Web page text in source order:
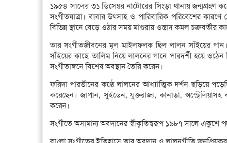
১৯৫৪ সালের ৩১ ডিসেম্বর নাটোরের সিংড়া থানায়
সংগীতযাত্রা। বাবার উৎসাহ ও পারিবারিক পরিবেশের
বিভিন্ন স্থানে বেড়ে ওঠার সময় মাগুরায় ওস্তাদ কমল চক্রবর্তীর
তার সংগীতজীবনের মূল মাইলফলক ছিল লালন সাঁইয়ের গান।
সাঁইয়ের কাছে তালিম নিয়ে লালনের গানে পারদর্শী হয়ে
সংগীতাঙ্গনে বিশেষ অবস্থান তৈরি করেন।
ফরিদা পারভীনের কণ্ঠে লালনের আধ্যাত্মিক দর্শন ছড়িয়ে
করেছেন। জাপান, সুইডেন, যুক্তরাজ্য, কানাডা,
করেন।
সংগীতে অসামান্য অবদানের স্বীকৃতিস্বরূপ ১৯৮৭ সালে একুশে